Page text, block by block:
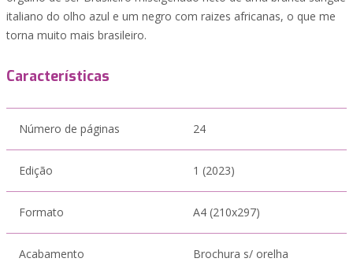
italiano do olho azul e um negro com raizes africanas, o que me
torna muito mais brasileiro.
Características
Número de páginas 24
Edição 1 (2023)
Formato A4 (210x297)
Acabamento Brochura s/ orelha